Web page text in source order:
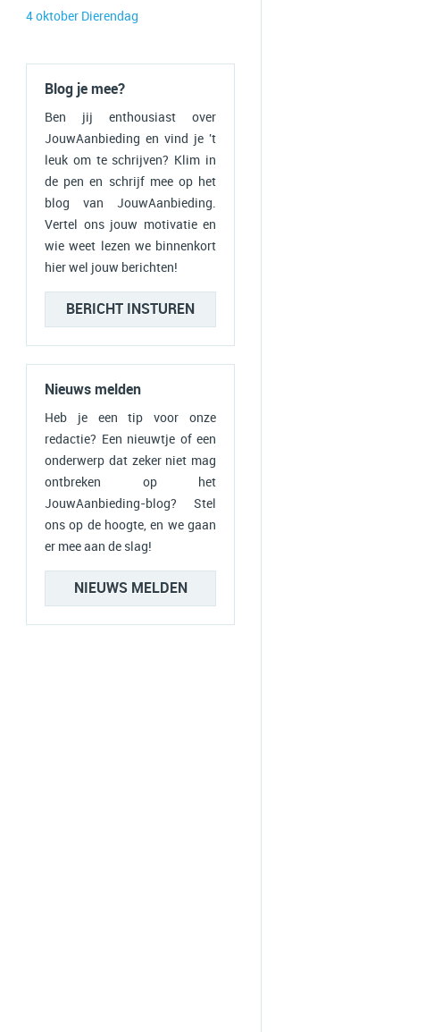
4 oktober Dierendag
Blog je mee?
Ben jij enthousiast over
JouwAanbieding en vind je 't
leuk om te schrijven? Klim in
de pen en schrijf mee op het
blog van JouwAanbieding.
Vertel ons jouw motivatie en
wie weet lezen we binnenkort
hier wel jouw berichten!
BERICHT INSTUREN
Nieuws melden
Heb je een tip voor onze
redactie? Een nieuwtje of een
onderwerp dat zeker niet mag
ontbreken op het
JouwAanbieding-blog? Stel
ons op de hoogte, en we gaan
er mee aan de slag!
NIEUWS MELDEN